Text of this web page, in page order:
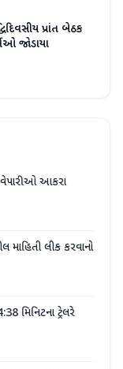
પ્રાંત બેઠક
જોડાયા
વેપારીઓ આકરા
માહિતી લીક કરવાનો
મિનિટના ટ્રેલરે